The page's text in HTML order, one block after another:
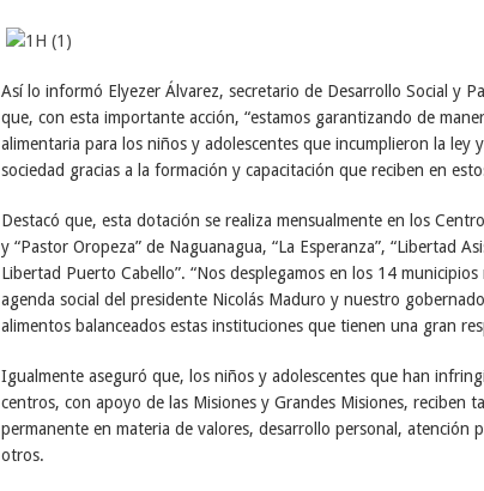
Así lo informó Elyezer Álvarez, secretario de Desarrollo Social y
que, con esta importante acción, “estamos garantizando de
alimentaria para los niños y adolescentes que incumplieron la ley
sociedad gracias a la formación y capacitación que reciben en
Destacó que, esta dotación se realiza mensualmente en los
y “Pastor Oropeza” de Naguanagua, “La Esperanza”, “Libertad
Libertad Puerto Cabello”. “Nos desplegamos en los 14
agenda social del presidente Nicolás Maduro y nuestro
alimentos balanceados estas instituciones que tienen una gran
Igualmente aseguró que, los niños y adolescentes que han
centros, con apoyo de las Misiones y Grandes Misiones, reciben
permanente en materia de valores, desarrollo personal, atención
otros.